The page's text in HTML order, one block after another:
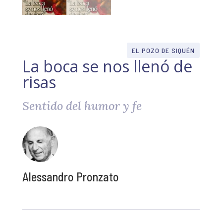
EL POZO DE SIQUÉN
La boca se nos llenó de
risas
Sentido del humor y fe
Alessandro Pronzato